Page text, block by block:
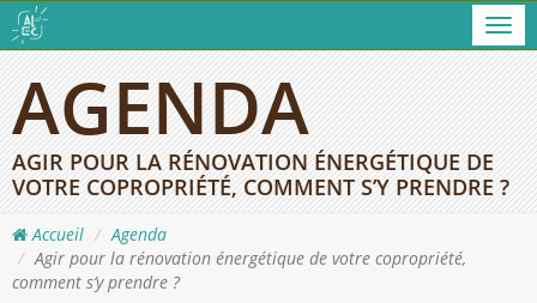
AGENDA
AGIR POUR LA RÉNOVATION ÉNERGÉTIQUE DE
VOTRE COPROPRIÉTÉ, COMMENT S’Y PRENDRE ?
Accueil
Agenda
Agir pour la rénovation énergétique de votre copropriété,
comment s’y prendre ?